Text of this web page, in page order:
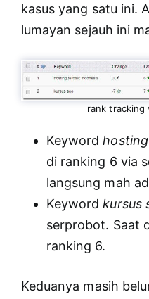
kasus yang satu ini.
lumayan sejauh ini
rank tracking
Keyword
di ranking 6 via
langsung mah
Keywordkursus
serprobot. Saat
ranking 6.
Keduanya masih